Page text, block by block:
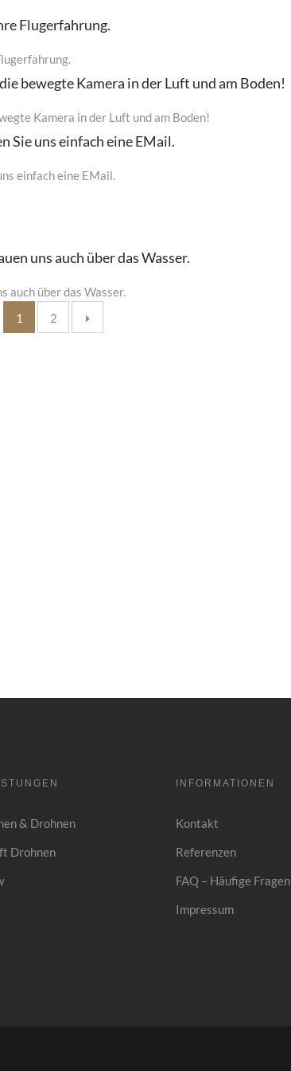
Flugerfahrung.
bewegte Kamera in der Luft und am Boden!
Kamera in der Luft und am Boden!
Sie uns einfach eine EMail.
einfach eine EMail.
uns auch über das Wasser.
auch über das Wasser.
pagination
1 2
& Drohnen
Drohnen
INFORMATIONEN
Kontakt
Referenzen
FAQ – Häufige Fragen
Impressum